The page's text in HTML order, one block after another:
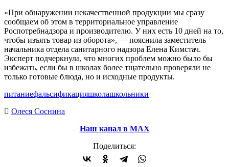
«При обнаружении некачественной продукции мы сразу
сообщаем об этом в территориальное управление
Роспотребнадзора и производителю. У них есть 10 дней на то,
чтобы изъять товар из оборота», — пояснила заместитель
начальника отдела санитарного надзора Елена Кимстач.
Эксперт подчеркнула, что многих проблем можно было бы
избежать, если бы в школах более тщательно проверяли не
только готовые блюда, но и исходные продукты.
питаниефальсификацияшколашкольники
Олеся Соснина
Наш канал в МАХ
Поделиться: